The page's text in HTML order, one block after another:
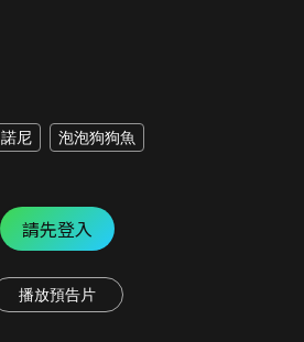
諾尼 泡泡狗狗魚
請先登入
播放預告片